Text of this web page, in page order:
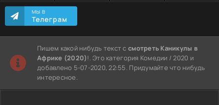
МЫ В
Телеграм
Пишем какой нибудь текст ссмотреть Каникулы в
Африке (2020)!. Это категория Комедии / 2020 и
добавлено 5-07-2020, 22:55. Придумайте что нибудь
интересное.